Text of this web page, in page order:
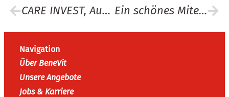
CARE INVEST, Ausgabe 11/2022 Ein schönes Miteinander: Schüler lernen das BeneVit-Hausgemeinschaftskonzept kennen
Navigation
Über BeneVit
Unsere Angebote
Jobs & Karriere